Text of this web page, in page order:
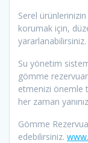
Serel
korumak için,
yararlanabilirsiniz.
Su yönetim
gömme
etmenizi önemle
her zaman
Gömme
edebilirsiniz.